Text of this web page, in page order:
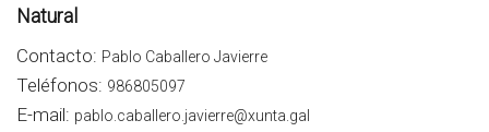
Natural
Contacto: Pablo Caballero Javierre
Teléfonos: 986805097
E-mail: pablo.caballero.javierre@xunta.gal